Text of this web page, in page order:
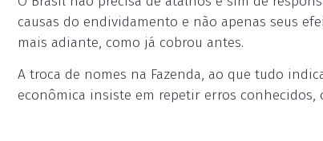
causas do endividamento e não apenas seus
mais adiante, como já cobrou antes.
A troca de nomes na Fazenda, ao que tudo
econômica insiste em repetir erros